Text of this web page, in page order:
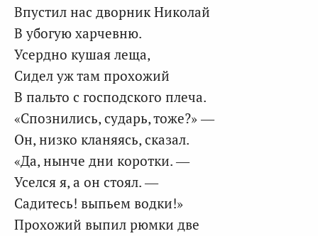
Впустил нас дворник Николай
В убогую харчевню.
Усердно кушая леща,
Сидел уж там прохожий
В пальто с господского плеча.
«Спознились, сударь, тоже?» —
Он, низко кланяясь, сказал.
«Да, нынче дни коротки. —
Уселся я, а он стоял. —
Садитесь! выпьем водки!»
Прохожий выпил рюмки две